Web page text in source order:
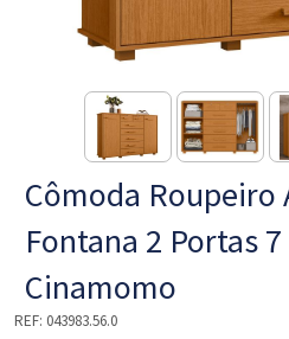
Cômoda Roupeiro
Fontana 2 Portas
Cinamomo
REF: 043983.56.0